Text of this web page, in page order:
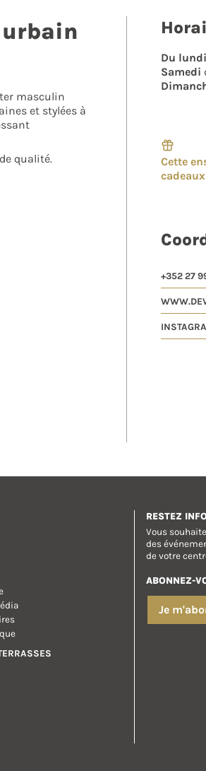
masculin
et stylées à
qualité.
Du
Samedi
Cette
cadeaux
+352 27
RESTEZ
Vous
des
de votre
ABONNEZ-
Je